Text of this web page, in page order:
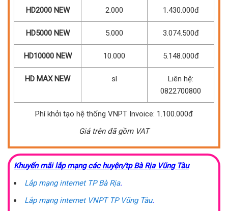
HD2000 NEW 2.000 1.430.000đ
HD5000 NEW 5.000 3.074.500đ
HD10000 NEW 10.000 5.148.000đ
HD MAX NEW sl
Liên hệ:
0822700800
Phí khởi tạo hệ thống VNPT Invoice: 1.100.000đ
Giá trên đã gồm VAT
Khuyến mãi lắp mạng các huyện/tp Bà Rịa Vũng Tàu:
Lắp mạng internet TP Bà Rịa.
Lắp mạng internet VNPT TP Vũng Tàu.